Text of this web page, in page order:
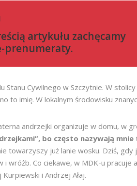
artykułu zachęcamy
prenumeraty.
Cywilnego w Szczytnie. W
to imię. W lokalnym środowisku
andrzejki organizuje w domu, w
bo często nazywają mnie
towarzyszy już lanie wosku. Dziś, gdy
wróżb. Co ciekawe, w MDK-u pracuje
i Andrzej Ałaj.